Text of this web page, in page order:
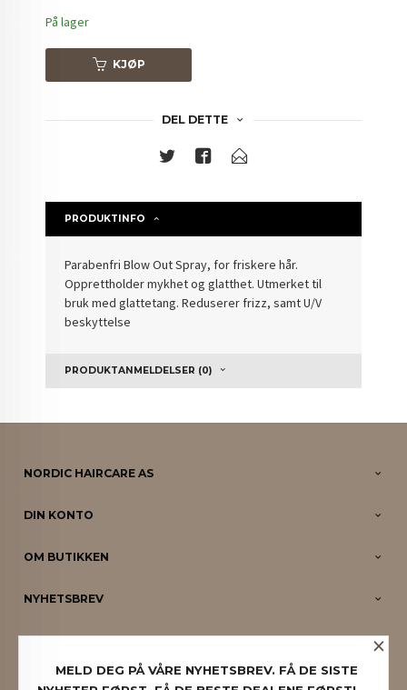
På lager
KJØP
DEL DETTE
PRODUKTINFO
Parabenfri Blow Out Spray, for friskere hår.
Opprettholder mykhet og glatthet. Utmerket til
bruk med glattetang. Reduserer frizz, samt U/V
beskyttelse
PRODUKTANMELDELSER (0)
NORDIC HAIRCARE AS
DIN KONTO
OM BUTIKKEN
NYHETSBREV
PARTNERE ×
MELD DEG PÅ VÅRE NYHETSBREV. FÅ DE SISTE